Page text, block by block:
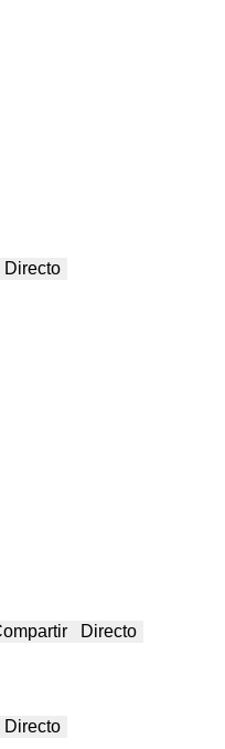
Directo
Directo
Directo